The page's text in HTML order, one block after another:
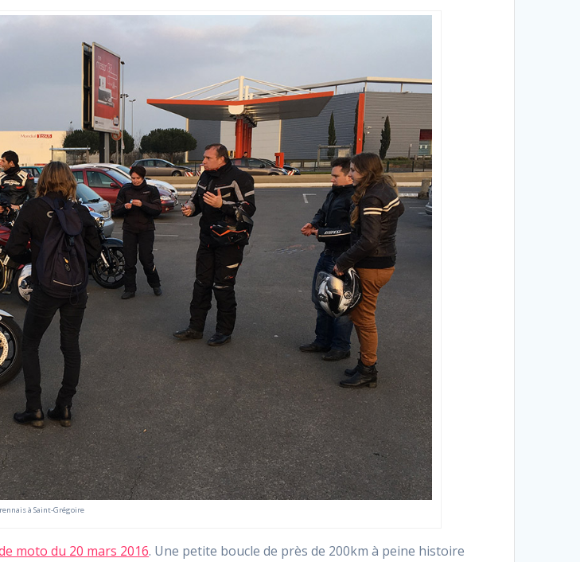
à Saint-Grégoire
moto du 20 mars 2016. Une petite boucle de près de 200km à peine histoire